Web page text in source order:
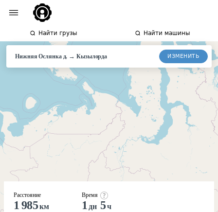
Найти грузы Найти машины
Нижняя Ослянка д. →Кызылорда ИЗМЕНИТЬ
Расстояние
1 985км
Время
1 дн 5 ч